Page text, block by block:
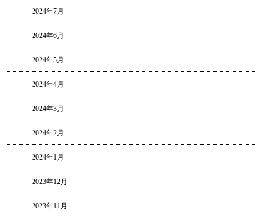
2024年7月
2024年6月
2024年5月
2024年4月
2024年3月
2024年2月
2024年1月
2023年12月
2023年11月